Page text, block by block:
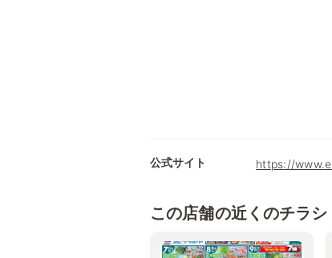
公式サイト https://
この店舗の近くのチラシ